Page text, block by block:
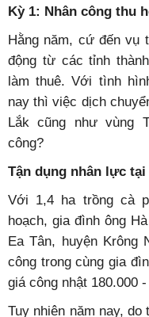
Kỳ 1: Nhân công thu
Hằng năm, cứ đến vụ
động từ các tỉnh
làm thuê. Với tình
nay thì việc dịch
Lắk cũng như vùng
công?
Tận dụng nhân lực tại
Với 1,4 ha trồng cà
hoạch, gia đình ông
Ea Tân, huyện Krông
công trong cùng gia
giá công nhật 180.000
Tuy nhiên năm nay,